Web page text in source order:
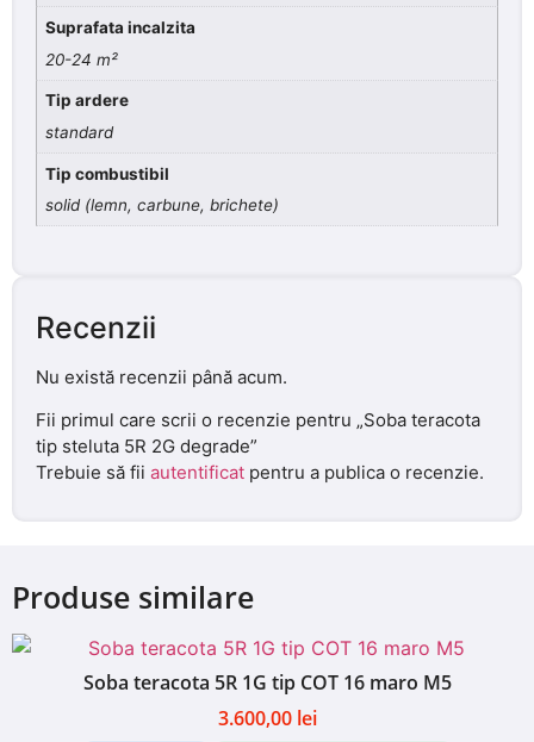
Suprafata incalzita
20-24 m²
Tip ardere
standard
Tip combustibil
solid (lemn, carbune, brichete)
Recenzii
Nu există recenzii până acum.
Fii primul care scrii o recenzie pentru „Soba teracota
tip steluta 5R 2G degrade”
Trebuie să fii autentificat pentru a publica o recenzie.
Produse similare
Soba teracota 5R 1G tip COT 16 maro M5
3.600,00 lei